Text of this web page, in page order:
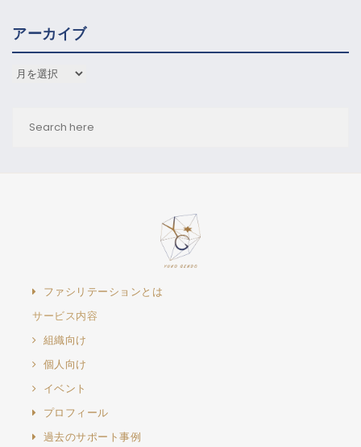
アーカイブ
アーカイブ
ファシリテーションとは
サービス内容
組織向け
個人向け
イベント
プロフィール
過去のサポート事例